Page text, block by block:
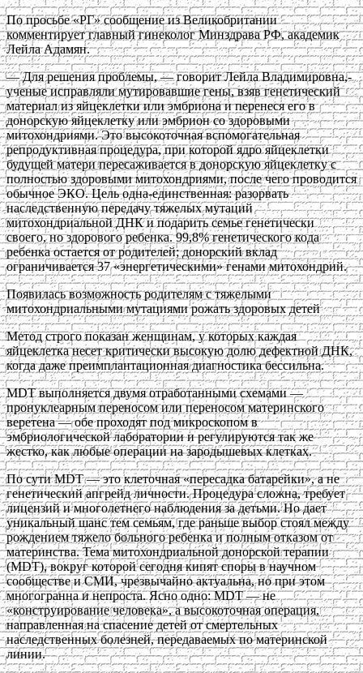
По просьбе «РГ» сообщение из Великобритании
комментирует главный гинеколог Минздрава РФ, академик
Лейла Адамян.
— Для решения проблемы, — говорит Лейла Владимировна,-
ученые исправляли мутировавшие гены, взяв генетический
материал из яйцеклетки или эмбриона и перенеся его в
донорскую яйцеклетку или эмбрион со здоровыми
митохондриями. Это высокоточная вспомогательная
репродуктивная процедура, при которой ядро яйцеклетки
будущей матери пересаживается в донорскую яйцеклетку с
полностью здоровыми митохондриями, после чего проводится
обычное ЭКО. Цель одна-единственная: разорвать
наследственную передачу тяжелых мутаций
митохондриальной ДНК и подарить семье генетически
своего, но здорового ребенка. 99,8% генетического кода
ребенка остается от родителей; донорский вклад
ограничивается 37 «энергетическими» генами митохондрий.
Появилась возможность родителям с тяжелыми
митохондриальными мутациями рожать здоровых детей
Метод строго показан женщинам, у которых каждая
яйцеклетка несет критически высокую долю дефектной ДНК,
когда даже преимплантационная диагностика бессильна.
MDT выполняется двумя отработанными схемами —
пронуклеарным переносом или переносом материнского
веретена — обе проходят под микроскопом в
эмбриологической лаборатории и регулируются так же
жестко, как любые операции на зародышевых клетках.
По сути MDT — это клеточная «пересадка батарейки», а не
генетический апгрейд личности. Процедура сложна, требует
лицензий и многолетнего наблюдения за детьми. Но дает
уникальный шанс тем семьям, где раньше выбор стоял между
рождением тяжело больного ребенка и полным отказом от
материнства. Тема митохондриальной донорской терапии
(MDT), вокруг которой сегодня кипят споры в научном
сообществе и СМИ, чрезвычайно актуальна, но при этом
многогранна и непроста. Ясно одно: MDT — не
«конструирование человека», а высокоточная операция,
направленная на спасение детей от смертельных
наследственных болезней, передаваемых по материнской
линии.